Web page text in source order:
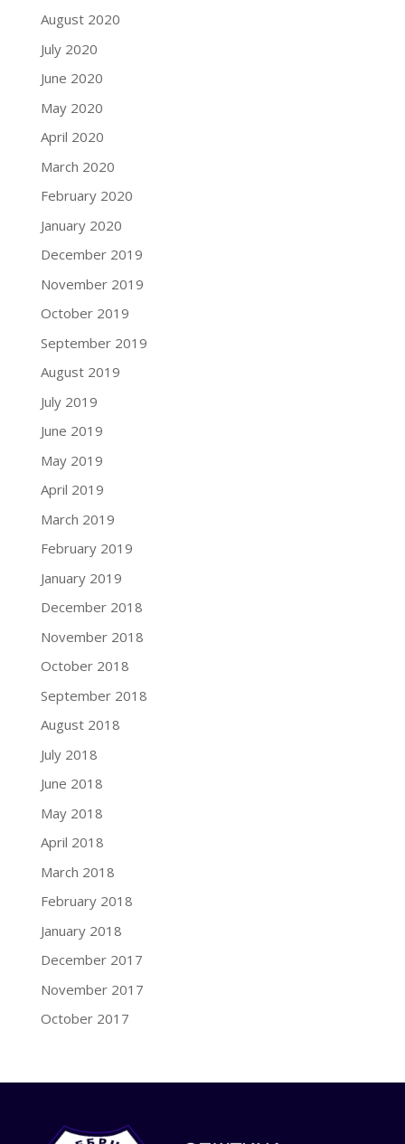
August 2020
July 2020
June 2020
May 2020
April 2020
March 2020
February 2020
January 2020
December 2019
November 2019
October 2019
September 2019
August 2019
July 2019
June 2019
May 2019
April 2019
March 2019
February 2019
January 2019
December 2018
November 2018
October 2018
September 2018
August 2018
July 2018
June 2018
May 2018
April 2018
March 2018
February 2018
January 2018
December 2017
November 2017
October 2017